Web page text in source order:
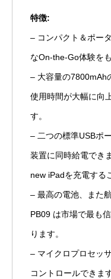
特徴:
– コンパクト＆ポー
なOn-the-Go体験を
– 大容量の7800mAh
使用時間が大幅に向
す。
– 二つの標準USBポ
装置に同時給電でき
new iPadを充電する
– 最高の電池、また
PB09 は市場で最も
ります。
– マイクロプロセッ
コントロールできま